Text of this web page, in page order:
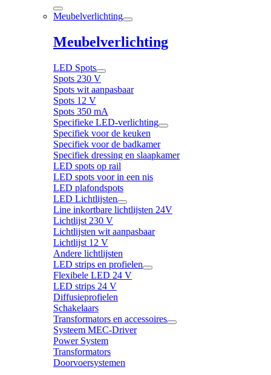
Meubelverlichting
Meubelverlichting
LED Spots
Spots 230 V
Spots wit aanpasbaar
Spots 12 V
Spots 350 mA
Specifieke LED-verlichting
Specifiek voor de keuken
Specifiek voor de badkamer
Specifiek dressing en slaapkamer
LED spots op rail
LED spots voor in een nis
LED plafondspots
LED Lichtlijsten
Line inkortbare lichtlijsten 24V
Lichtlijst 230 V
Lichtlijsten wit aanpasbaar
Lichtlijst 12 V
Andere lichtlijsten
LED strips en profielen
Flexibele LED 24 V
LED strips 24 V
Diffusieprofielen
Schakelaars
Transformators en accessoires
Systeem MEC-Driver
Power System
Transformators
Doorvoersystemen